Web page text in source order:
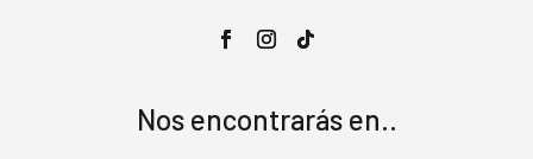
Nos encontrarás en..